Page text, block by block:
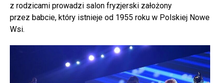
z rodzicami prowadzi salon fryzjerski założony
przez babcie, który istnieje od 1955 roku w Polskiej Nowe
Wsi.